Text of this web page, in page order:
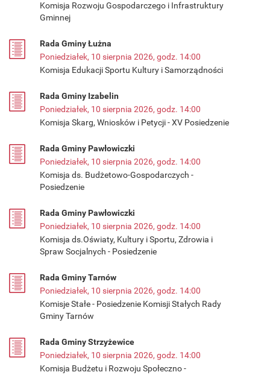
Komisja Rozwoju Gospodarczego i Infrastruktury
Gminnej
Rada Gminy Łużna
Poniedziałek, 10 sierpnia 2026, godz. 14:00
Komisja Edukacji Sportu Kultury i Samorządności
Rada Gminy Izabelin
Poniedziałek, 10 sierpnia 2026, godz. 14:00
Komisja Skarg, Wniosków i Petycji - XV Posiedzenie
Rada Gminy Pawłowiczki
Poniedziałek, 10 sierpnia 2026, godz. 14:00
Komisja ds. Budżetowo-Gospodarczych -
Posiedzenie
Rada Gminy Pawłowiczki
Poniedziałek, 10 sierpnia 2026, godz. 14:00
Komisja ds.Oświaty, Kultury i Sportu, Zdrowia i
Spraw Socjalnych - Posiedzenie
Rada Gminy Tarnów
Poniedziałek, 10 sierpnia 2026, godz. 14:00
Komisje Stałe - Posiedzenie Komisji Stałych Rady
Gminy Tarnów
Rada Gminy Strzyżewice
Poniedziałek, 10 sierpnia 2026, godz. 14:00
Komisja Budżetu i Rozwoju Społeczno -